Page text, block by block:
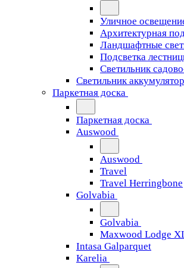
Уличное
Архитектурная
Ландшафтные
Подсветка
Светильник
Светильник
Паркетная доска
Паркетная доска
Auswood
Auswood
Travel
Travel Herringbone
Golvabia
Golvabia
Maxwood Lodge
Intasa Galparquet
Karelia